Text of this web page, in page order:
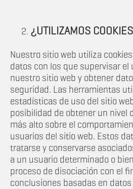
¿UTILIZAMOS
Nuestro sitio web utiliza
datos con los que supervisar el
nuestro sitio web y obtener
seguridad. Las herramientas
estadísticas de uso del sitio
posibilidad de obtener un nivel
más alto sobre el
usuarios del sitio web. Estos
tratarse y conservarse
a un usuario determinado o
proceso de disociación con el
conclusiones basadas en